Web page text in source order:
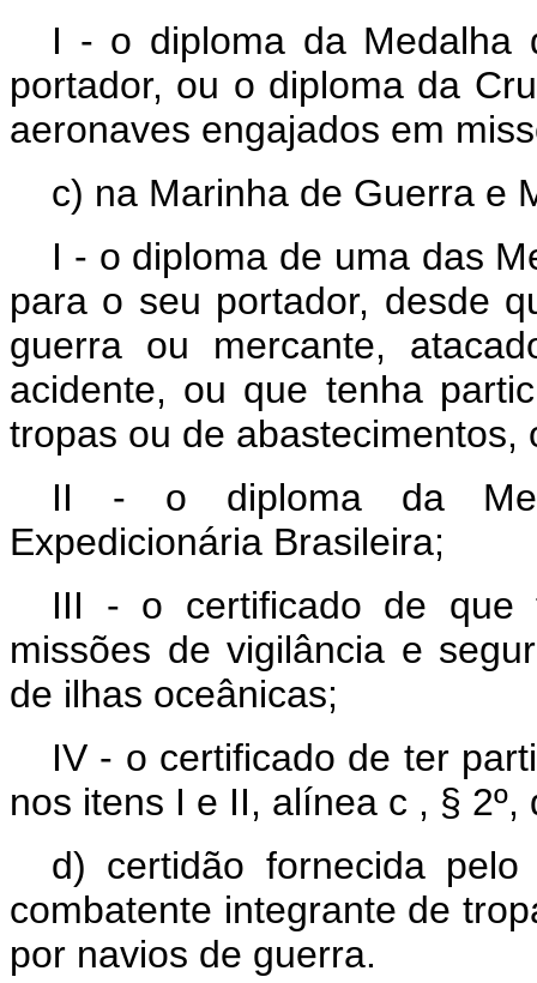
I - o diploma da Medalha
portador, ou o diploma da
aeronaves engajados em
c) na Marinha de Guerra e
I - o diploma de uma das
para o seu portador, desde
guerra ou mercante,
acidente, ou que tenha
tropas ou de
II - o diploma da
Expedicionária Brasileira;
III - o certificado de que
missões de vigilância e
de ilhas oceânicas;
IV - o certificado de ter
nos itens I e II, alínea c , §
d) certidão fornecida
combatente integrante de
por navios de guerra.